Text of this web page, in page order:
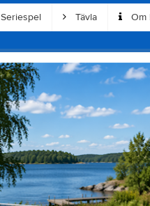
Seriespel Tävla Om